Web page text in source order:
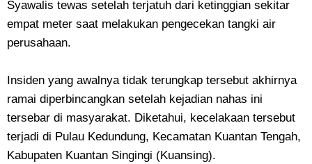
Syawalis tewas setelah terjatuh dari ketinggian sekitar
empat meter saat melakukan pengecekan tangki air
perusahaan.
Insiden yang awalnya tidak terungkap tersebut akhirnya
ramai diperbincangkan setelah kejadian nahas ini
tersebar di masyarakat. Diketahui, kecelakaan tersebut
terjadi di Pulau Kedundung, Kecamatan Kuantan Tengah,
Kabupaten Kuantan Singingi (Kuansing).